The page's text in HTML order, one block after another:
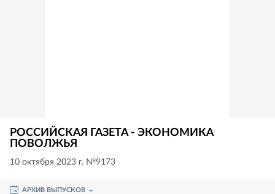
РОССИЙСКАЯ ГАЗЕТА - ЭКОНОМИКА
ПОВОЛЖЬЯ
10 октября 2023 г. №9173
АРХИВ ВЫПУСКОВ